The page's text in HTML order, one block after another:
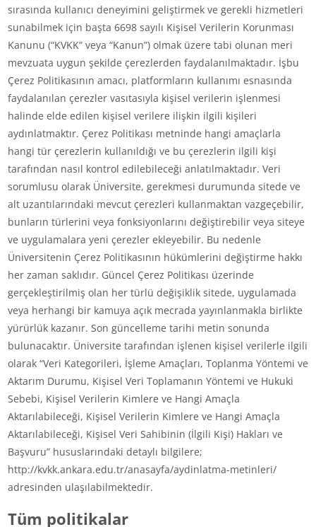
sırasında kullanıcı deneyimini geliştirmek ve gerekli hizmetleri
sunabilmek için başta 6698 sayılı Kişisel Verilerin Korunması
Kanunu (“KVKK” veya “Kanun”) olmak üzere tabi olunan meri
mevzuata uygun şekilde çerezlerden faydalanılmaktadır. İşbu
Çerez Politikasının amacı, platformların kullanımı esnasında
faydalanılan çerezler vasıtasıyla kişisel verilerin işlenmesi
halinde elde edilen kişisel verilere ilişkin ilgili kişileri
aydınlatmaktır. Çerez Politikası metninde hangi amaçlarla
hangi tür çerezlerin kullanıldığı ve bu çerezlerin ilgili kişi
tarafından nasıl kontrol edilebileceği anlatılmaktadır. Veri
sorumlusu olarak Üniversite, gerekmesi durumunda sitede ve
alt uzantılarındaki mevcut çerezleri kullanmaktan vazgeçebilir,
bunların türlerini veya fonksiyonlarını değiştirebilir veya siteye
ve uygulamalara yeni çerezler ekleyebilir. Bu nedenle
Üniversitenin Çerez Politikasının hükümlerini değiştirme hakkı
her zaman saklıdır. Güncel Çerez Politikası üzerinde
gerçekleştirilmiş olan her türlü değişiklik sitede, uygulamada
veya herhangi bir kamuya açık mecrada yayınlanmakla birlikte
yürürlük kazanır. Son güncelleme tarihi metin sonunda
bulunacaktır. Üniversite tarafından işlenen kişisel verilerle ilgili
olarak “Veri Kategorileri, İşleme Amaçları, Toplanma Yöntemi ve
Aktarım Durumu, Kişisel Veri Toplamanın Yöntemi ve Hukuki
Sebebi, Kişisel Verilerin Kimlere ve Hangi Amaçla
Aktarılabileceği, Kişisel Verilerin Kimlere ve Hangi Amaçla
Aktarılabileceği, Kişisel Veri Sahibinin (İlgili Kişi) Hakları ve
Başvuru” hususlarındaki detaylı bilgilere;
http://kvkk.ankara.edu.tr/anasayfa/aydinlatma-metinleri/
adresinden ulaşılabilmektedir.
Tüm politikalar